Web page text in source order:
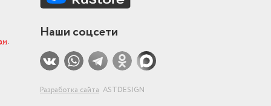
.
Наши соцсети
Разработка сайта ASTDESIGN